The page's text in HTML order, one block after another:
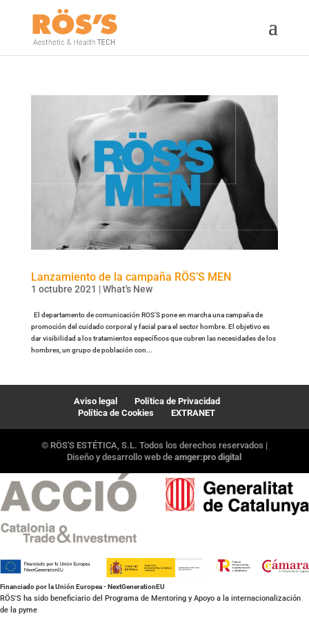
Lanzamiento de la campaña RÖS’S MEN
1 octubre 2021 |What's New
El departamento de comunicación ROS’S pone en marcha una campaña de
promoción del cuidado corporal y facial para el sector hombre. El objetivo es
dar visibilidad a los tratamientos específicos que cubren las necesidades de los
hombres, un grupo de población con...
Aviso legal
Política de Privacidad
Política de Cookies
EXTRANET
© RÖS'S ESTÉTICA, S.L. Todos los derechos reservados |
Diseño y desarrollo web deamger:pro digital
Financiado por la Unión Europea - NextGenerationEU
RÖS'S ha sido beneficiario del Programa de Mentoring y Apoyo a la internacionalización
de la pyme